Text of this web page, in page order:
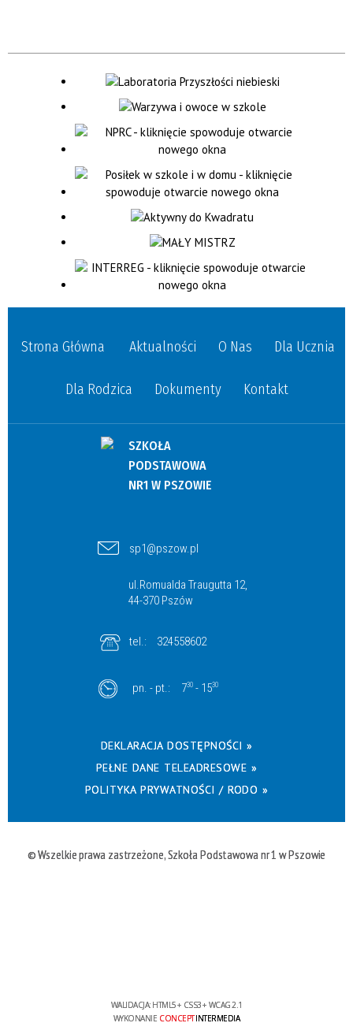
Strona Główna Aktualności O Nas Dla Ucznia
Dla Rodzica Dokumenty Kontakt
SZKOŁA
PODSTAWOWA
NR1 W PSZOWIE
sp1@pszow.pl
ul.Romualda Traugutta 12,
44-370 Pszów
tel.: 324558602
pn. - pt.: 730 - 1530
DEKLARACJA DOSTĘPNOŚCI »
PEŁNE DANE TELEADRESOWE »
POLITYKA PRYWATNOŚCI / RODO »
© Wszelkie prawa zastrzeżone, Szkoła Podstawowa nr 1 w Pszowie
WALIDACJA: HTML5+ CSS3+ WCAG 2.1
WYKONANIE CONCEPTINTERMEDIA